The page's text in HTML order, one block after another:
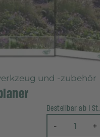
und -zubehör
Bestellbar ab 1 St.
- +